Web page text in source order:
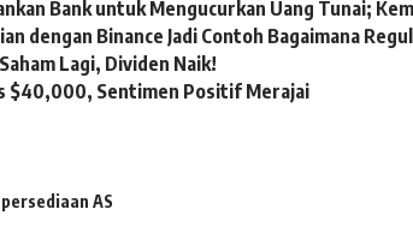
Bank untuk Mengucurkan Uang Tunai;
dengan Binance Jadi Contoh Bagaimana
Lagi, Dividen Naik!
$40,000, Sentimen Positif Merajai
persediaan AS